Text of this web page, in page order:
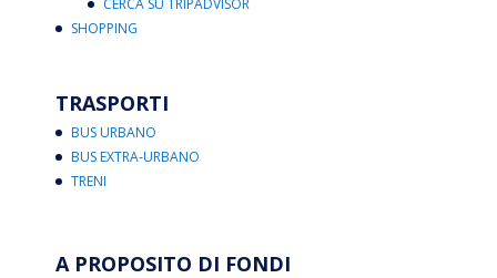
SHOPPING
TRASPORTI
BUS URBANO
BUS EXTRA-URBANO
TRENI
A PROPOSITO DI FONDI